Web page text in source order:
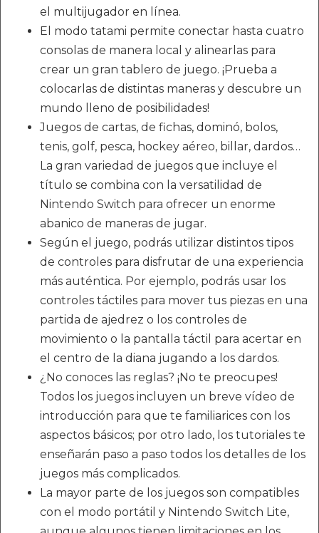
el multijugador en línea.
El modo tatami permite conectar hasta cuatro
consolas de manera local y alinearlas para
crear un gran tablero de juego. ¡Prueba a
colocarlas de distintas maneras y descubre un
mundo lleno de posibilidades!
Juegos de cartas, de fichas, dominó, bolos,
tenis, golf, pesca, hockey aéreo, billar, dardos…
La gran variedad de juegos que incluye el
título se combina con la versatilidad de
Nintendo Switch para ofrecer un enorme
abanico de maneras de jugar.
Según el juego, podrás utilizar distintos tipos
de controles para disfrutar de una experiencia
más auténtica. Por ejemplo, podrás usar los
controles táctiles para mover tus piezas en una
partida de ajedrez o los controles de
movimiento o la pantalla táctil para acertar en
el centro de la diana jugando a los dardos.
¿No conoces las reglas? ¡No te preocupes!
Todos los juegos incluyen un breve vídeo de
introducción para que te familiarices con los
aspectos básicos; por otro lado, los tutoriales te
enseñarán paso a paso todos los detalles de los
juegos más complicados.
La mayor parte de los juegos son compatibles
con el modo portátil y Nintendo Switch Lite,